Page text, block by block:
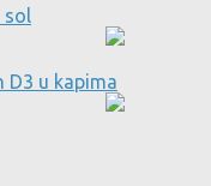
sol
D3 u kapima